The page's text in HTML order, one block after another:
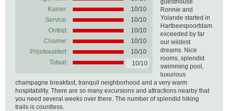
Kamer:
10/10
Service:
10/10
Ontbijt:
10/10
Charme:
10/10
Prijs/kwaliteit:
10/10
Totaal:
10/10
guesthouse
Ronnie and
Yolande started in
Hartbeespoortdam
exceeded by far
our wildest
dreams. Nice
rooms, splendid
swimming pool,
luxurious
champagne breakfast, tranquil neighborhood and a very warm
hospitability. There are so many excursions and attractions nearby that
you need several weeks over there. The number of splendid hiking
trails is countless.